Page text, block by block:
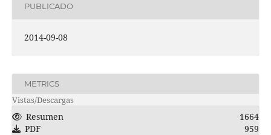
PUBLICADO
2014-09-08
METRICS
Vistas/Descargas
Resumen
1664
PDF
959